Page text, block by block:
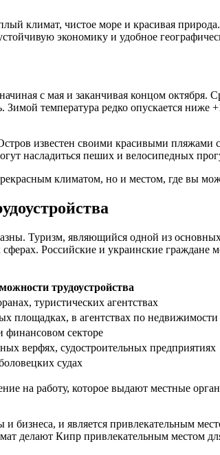
климат, чистое море и красивая
экономику и удобное
с мая и заканчивая концом октября.
температура редко опускается
известен своими красивыми
насладиться пеших и велосипедных
климатом, но и местом, где вы
Туризм, являющийся одной из
Российские и украинские
трудоустройства
туристических агентствах
площадках, в агентствах по недвижимости
финансовом секторе
верфях, судостроительных предприятиях
судах
на работу, которое выдают местные
бизнеса, и является привлекательным
делают Кипр привлекательным местом